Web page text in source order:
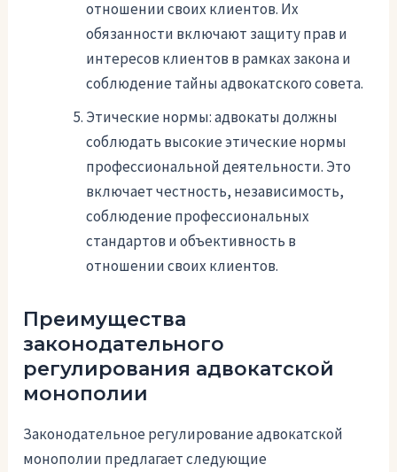
отношении своих клиентов. Их
обязанности включают защиту прав и
интересов клиентов в рамках закона и
соблюдение тайны адвокатского совета.
Этические нормы: адвокаты должны
соблюдать высокие этические нормы
профессиональной деятельности. Это
включает честность, независимость,
соблюдение профессиональных
стандартов и объективность в
отношении своих клиентов.
Преимущества
законодательного
регулирования адвокатской
монополии
Законодательное регулирование адвокатской
монополии предлагает следующие